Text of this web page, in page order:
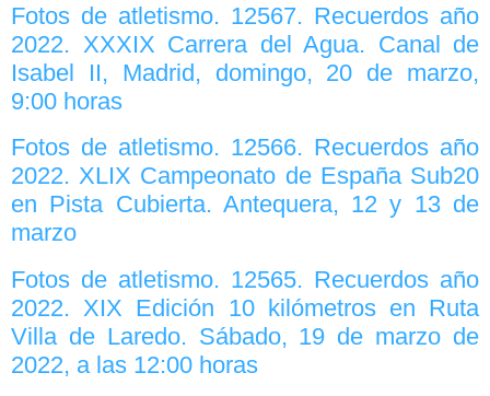
Fotos de atletismo. 12567. Recuerdos año
2022. XXXIX Carrera del Agua. Canal de
Isabel II, Madrid, domingo, 20 de marzo,
9:00 horas
Fotos de atletismo. 12566. Recuerdos año
2022. XLIX Campeonato de España Sub20
en Pista Cubierta. Antequera, 12 y 13 de
marzo
Fotos de atletismo. 12565. Recuerdos año
2022. XIX Edición 10 kilómetros en Ruta
Villa de Laredo. Sábado, 19 de marzo de
2022, a las 12:00 horas